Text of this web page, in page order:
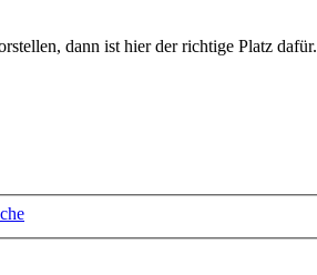
dann ist hier der richtige Platz dafür.